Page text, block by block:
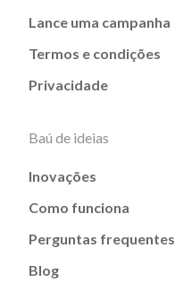
Lance uma campanha
Termos e condições
Privacidade
Baú de ideias
Inovações
Como funciona
Perguntas frequentes
Blog